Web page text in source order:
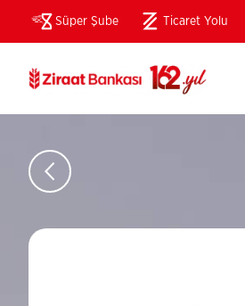
Süper Şube Ticaret Yolu
(Bu
sayfa
pencerede
açılacaktır)